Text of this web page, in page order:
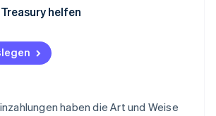
Bestätigung
Trails
helfen
haben die Art und Weise